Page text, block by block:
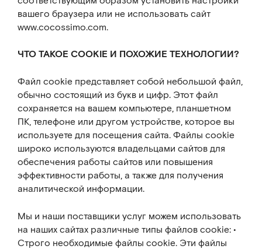
вашего браузера или не использовать сайт
www.cocossimo.com.
ЧТО ТАКОЕ COOKIE И ПОХОЖИЕ ТЕХНОЛОГИИ?
Файл cookie представляет собой небольшой файл,
обычно состоящий из букв и цифр. Этот файл
сохраняется на вашем компьютере, планшетном
ПК, телефоне или другом устройстве, которое вы
используете для посещения сайта. Файлы cookie
широко используются владельцами сайтов для
обеспечения работы сайтов или повышения
эффективности работы, а также для получения
аналитической информации.
Мы и наши поставщики услуг можем использовать
на наших сайтах различные типы файлов cookie: •
Строго необходимые файлы cookie. Эти файлы